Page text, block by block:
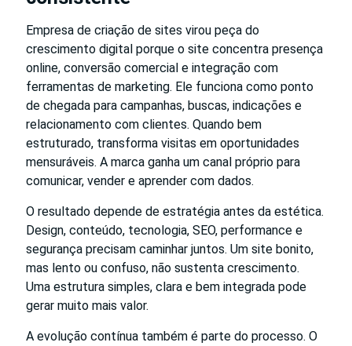
Empresa de criação de sites virou peça do
crescimento digital porque o site concentra presença
online, conversão comercial e integração com
ferramentas de marketing. Ele funciona como ponto
de chegada para campanhas, buscas, indicações e
relacionamento com clientes. Quando bem
estruturado, transforma visitas em oportunidades
mensuráveis. A marca ganha um canal próprio para
comunicar, vender e aprender com dados.
O resultado depende de estratégia antes da estética.
Design, conteúdo, tecnologia, SEO, performance e
segurança precisam caminhar juntos. Um site bonito,
mas lento ou confuso, não sustenta crescimento.
Uma estrutura simples, clara e bem integrada pode
gerar muito mais valor.
A evolução contínua também é parte do processo. O